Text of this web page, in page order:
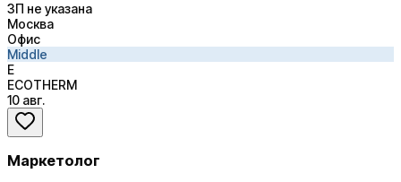
ЗП не указана
Москва
Офис
Middle
E
ECOTHERM
10 авг.
Маркетолог